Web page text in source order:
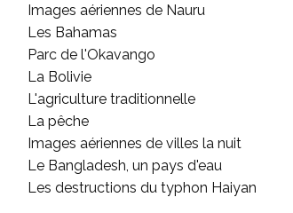
Images aériennes de Nauru
Les Bahamas
Parc de l'Okavango
La Bolivie
L'agriculture traditionnelle
La pêche
Images aériennes de villes la nuit
Le Bangladesh, un pays d'eau
Les destructions du typhon Haiyan